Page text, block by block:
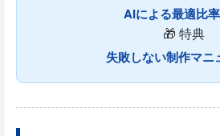
AIによる最適比
🎁 特典
失敗しない制作マニ